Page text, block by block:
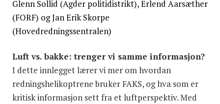
Glenn Sollid (Agder politidistrikt), Erlend Aarsæther
(FORF) og Jan Erik Skorpe
(Hovedredningssentralen)
Luft vs. bakke: trenger vi samme informasjon?
I dette innlegget lærer vi mer om hvordan
redningshelikoptrene bruker FAKS, og hva som er
kritisk informasjon sett fra et luftperspektiv. Med